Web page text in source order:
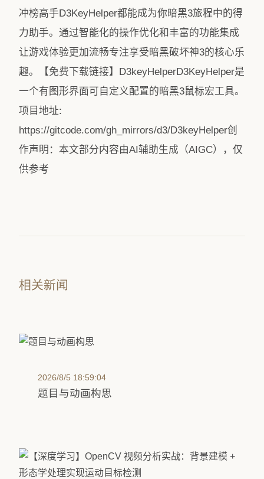
冲榜高手D3KeyHelper都能成为你暗黑3旅程中的得
力助手。通过智能化的操作优化和丰富的功能集成
让游戏体验更加流畅专注享受暗黑破坏神3的核心乐
趣。【免费下载链接】D3keyHelperD3KeyHelper是
一个有图形界面可自定义配置的暗黑3鼠标宏工具。
项目地址:
https://gitcode.com/gh_mirrors/d3/D3keyHelper创
作声明：本文部分内容由AI辅助生成（AIGC），仅
供参考
相关新闻
2026/8/5 18:59:04
题目与动画构思